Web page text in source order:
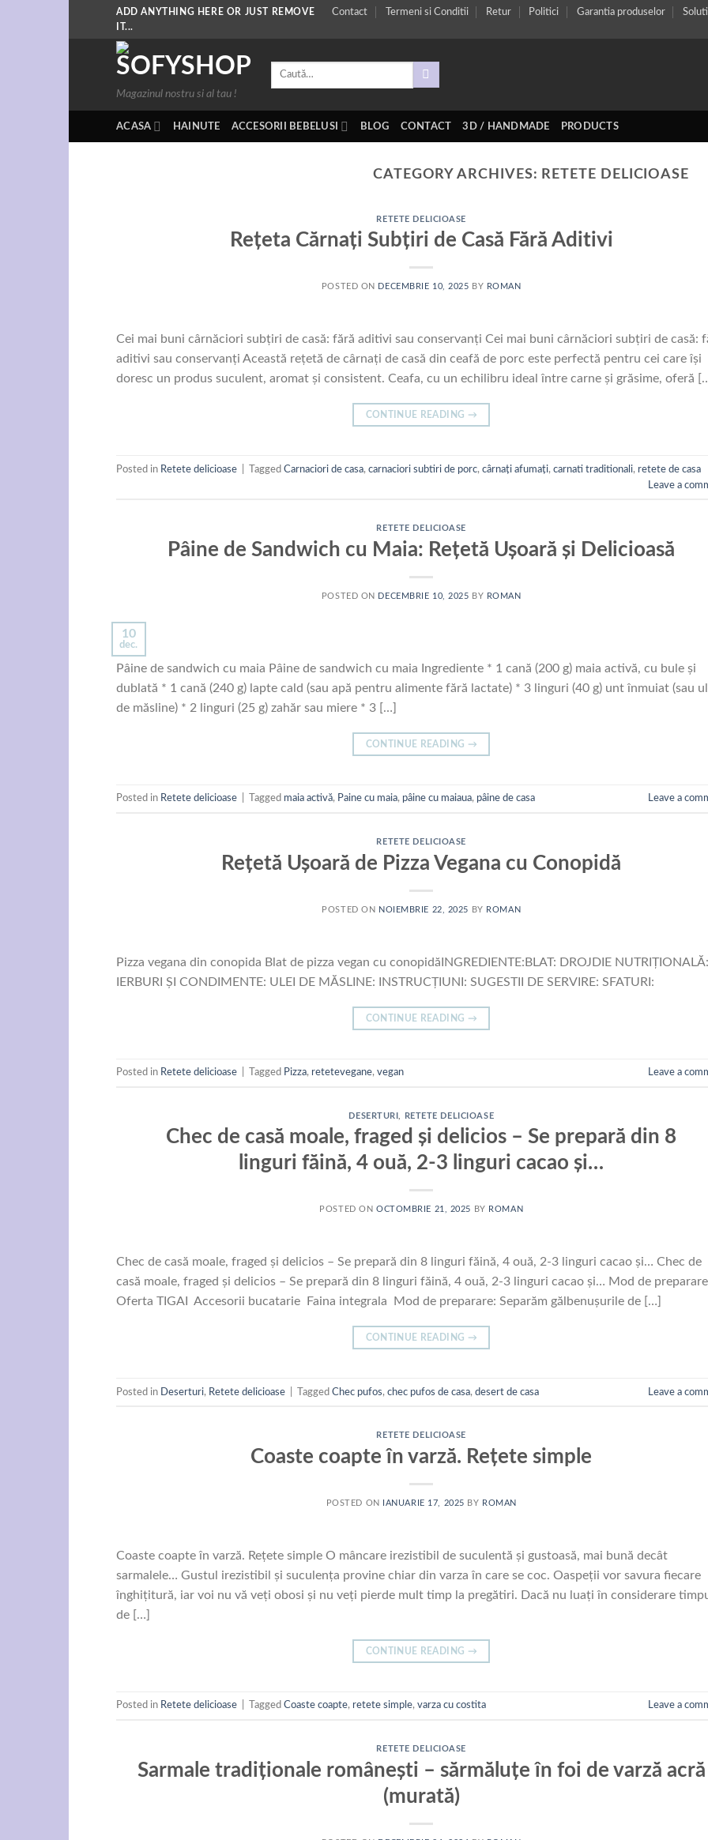
ADD ANYTHING HERE OR JUST REMOVE
IT...
Contact Termeni si Conditii Retur Politici Garantia produselor
Magazinul nostru si al tau !
Caută
ACASA HAINUTE ACCESORII BEBELUSI BLOG CONTACT 3D / HANDMADE PRODUCTS
CATEGORY ARCHIVES: RETETE DELICIOASE
RETETE DELICIOASE
Rețeta Cărnați Subțiri de Casă Fără Aditivi
POSTED ON DECEMBRIE 10, 2025 BY ROMAN
Cei mai buni cârnăciori subțiri de casă: fără aditivi sau conservanți Cei mai buni cârnăciori subțiri de casă:
aditivi sau conservanți Această rețetă de cârnați de casă din ceafă de porc este perfectă pentru cei care își
doresc un produs suculent, aromat și consistent. Ceafa, cu un echilibru ideal între carne și grăsime, oferă
CONTINUE READING →
Posted in Retete delicioase Tagged Carnaciori de casa, carnaciori subtiri de porc, cârnați afumați, carnati traditionali, retete de casa
Leave a
RETETE DELICIOASE
Pâine de Sandwich cu Maia: Rețetă Ușoară și Delicioasă
POSTED ON DECEMBRIE 10, 2025 BY ROMAN
10
dec.
Pâine de sandwich cu maia Pâine de sandwich cu maia Ingrediente * 1 cană (200 g) maia activă, cu bule și
dublată * 1 cană (240 g) lapte cald (sau apă pentru alimente fără lactate) * 3 linguri (40 g) unt înmuiat (sau
de măsline) * 2 linguri (25 g) zahăr sau miere * 3 […]
CONTINUE READING →
Posted in Retete delicioase Tagged maia activă, Paine cu maia, pâine cu maiaua, pâine de casa Leave a
RETETE DELICIOASE
Rețetă Ușoară de Pizza Vegana cu Conopidă
POSTED ON NOIEMBRIE 22, 2025 BY ROMAN
Pizza vegana din conopida Blat de pizza vegan cu conopidăINGREDIENTE:BLAT: DROJDIE NUTRIȚIONALĂ:
IERBURI ȘI CONDIMENTE: ULEI DE MĂSLINE: INSTRUCȚIUNI: SUGESTII DE SERVIRE: SFATURI:
CONTINUE READING →
Posted in Retete delicioase Tagged Pizza, retetevegane, vegan Leave a
DESERTURI RETETE DELICIOASE
Chec de casă moale, fraged și delicios – Se prepară din 8
linguri făină, 4 ouă, 2-3 linguri cacao și…
POSTED ON OCTOMBRIE 21, 2025 BY ROMAN
Chec de casă moale, fraged și delicios – Se prepară din 8 linguri făină, 4 ouă, 2-3 linguri cacao și… Chec de
casă moale, fraged și delicios – Se prepară din 8 linguri făină, 4 ouă, 2-3 linguri cacao și… Mod de
Oferta TIGAI Accesorii bucatarie Faina integrala Mod de preparare: Separăm gălbenușurile de […]
CONTINUE READING →
Posted in Deserturi, Retete delicioase Tagged Chec pufos, chec pufos de casa, desert de casa Leave a
RETETE DELICIOASE
Coaste coapte în varză. Rețete simple
POSTED ON IANUARIE 17, 2025 BY ROMAN
Coaste coapte în varză. Rețete simple O mâncare irezistibil de suculentă și gustoasă, mai bună decât
sarmalele… Gustul irezistibil și suculența provine chiar din varza în care se coc. Oaspeții vor savura fiecare
înghițitură, iar voi nu vă veți obosi și nu veți pierde mult timp la pregătiri. Dacă nu luați în considerare
de […]
CONTINUE READING →
Posted in Retete delicioase Tagged Coaste coapte, retete simple, varza cu costita Leave a
RETETE DELICIOASE
Sarmale tradiționale românești – sărmăluțe în foi de varză acră
(murată)